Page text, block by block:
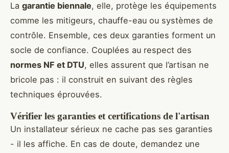
La garantie biennale, elle, protège les équipements
comme les mitigeurs, chauffe-eau ou systèmes de
contrôle. Ensemble, ces deux garanties forment un
socle de confiance. Couplées au respect des
normes NF et DTU, elles assurent que l’artisan ne
bricole pas : il construit en suivant des règles
techniques éprouvées.
Vérifier les garanties et certifications de l'artisan
Un installateur sérieux ne cache pas ses garanties
- il les affiche. En cas de doute, demandez une